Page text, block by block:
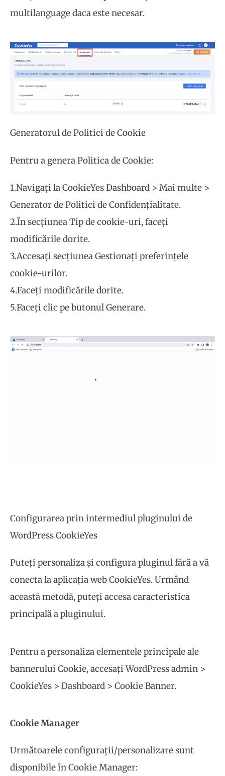
multilanguage daca este necesar.
Generatorul de Politici de Cookie
Pentru a genera Politica de Cookie:
1.Navigați la CookieYes Dashboard > Mai multe >
Generator de Politici de Confidențialitate.
2.În secțiunea Tip de cookie-uri, faceți
modificările dorite.
3.Accesați secțiunea Gestionați preferințele
cookie-urilor.
4.Faceți modificările dorite.
5.Faceți clic pe butonul Generare.
Configurarea prin intermediul pluginului de
WordPress CookieYes
Puteți personaliza și configura pluginul fără a vă
conecta la aplicația web CookieYes. Urmând
această metodă, puteți accesa caracteristica
principală a pluginului.
Pentru a personaliza elementele principale ale
bannerului Cookie, accesați WordPress admin >
CookieYes > Dashboard > Cookie Banner.
Cookie Manager
Următoarele configurații/personalizare sunt
disponibile în Cookie Manager: